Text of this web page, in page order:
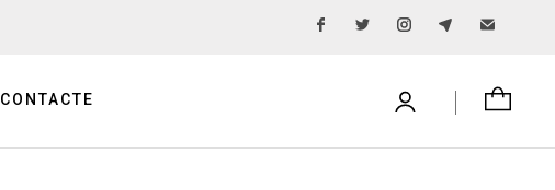
CONTACTE